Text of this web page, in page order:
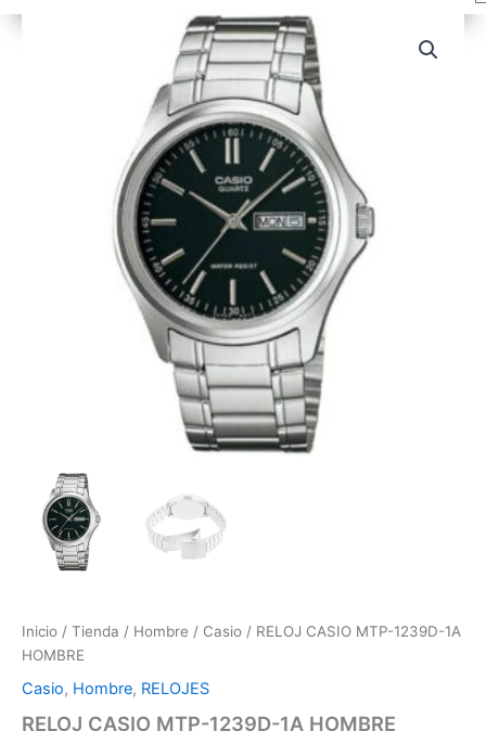
Inicio / Tienda / Hombre / Casio / RELOJ CASIO MTP-1239D-1A
HOMBRE
Casio, Hombre, RELOJES
RELOJ CASIO MTP-1239D-1A HOMBRE